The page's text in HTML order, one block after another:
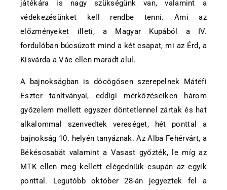
játékára is nagy szükségünk van, valamint a
védekezésünket kell rendbe tenni. Ami az
előzményeket illeti, a Magyar Kupából a IV.
fordulóban búcsúzott mind a két csapat, mi az Érd, a
Kisvárda a Vác ellen maradt alul.
A bajnokságban is döcögősen szerepelnek Mátéfi
Eszter tanítványai, eddigi mérkőzéseiken három
győzelem mellett egyszer döntetlennel zártak és hat
alkalommal szenvedtek vereséget, hét ponttal a
bajnokság 10. helyén tanyáznak. Az Alba Fehérvárt, a
Békéscsabát valamint a Vasast győzték, le míg az
MTK ellen meg kellett elégedniük csupán az egyik
ponttal. Legutóbb október 28-án jegyeztek fel a